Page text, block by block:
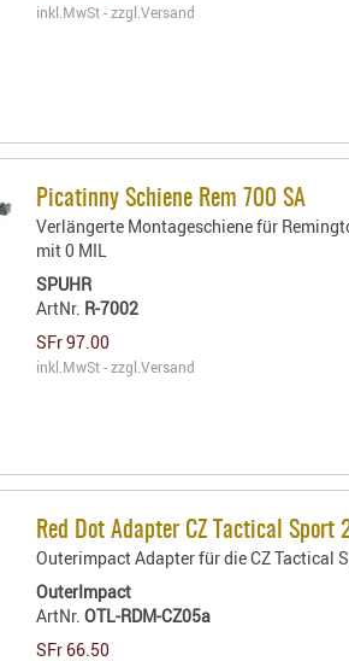
inkl.MwSt - zzgl.Versand
Picatinny Schiene Rem 700 SA
Verlängerte Montageschiene für
mit 0 MIL
SPUHR
ArtNr. R-7002
SFr 97.00
inkl.MwSt - zzgl.Versand
Red Dot Adapter CZ Tactical Sport
Outerimpact Adapter für die CZ Tactical
OuterImpact
ArtNr.OTL-RDM-CZ05a
SFr 66.50